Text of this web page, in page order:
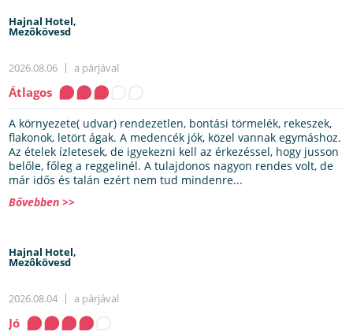
Hajnal Hotel,
Mezôkövesd
2026.08.06 a párjával
Átlagos
A környezete( udvar) rendezetlen, bontási törmelék, rekeszek,
flakonok, letört ágak. A medencék jók, közel vannak egymáshoz.
Az ételek ízletesek, de igyekezni kell az érkezéssel, hogy jusson
belőle, főleg a reggelinél. A tulajdonos nagyon rendes volt, de
már idős és talán ezért nem tud mindenre...
Bővebben >>
Hajnal Hotel,
Mezôkövesd
2026.08.04 a párjával
Jó